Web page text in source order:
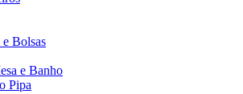
e Bolsas
e Banho
Pipa